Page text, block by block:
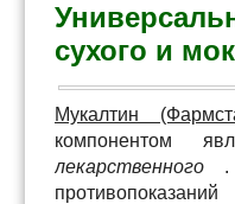
сухого и
Мукалтин
компонентом
лекарственного .